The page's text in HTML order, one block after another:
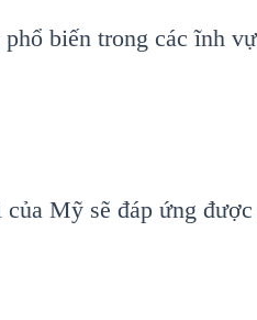
biến trong các ĩnh
Mỹ sẽ đáp ứng